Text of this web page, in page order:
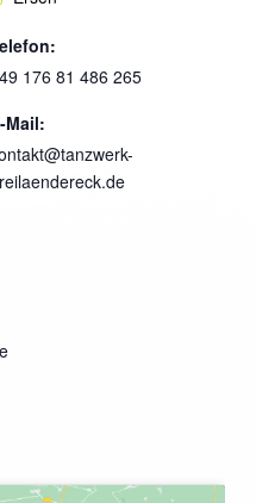
176 81 486 265
Mail: